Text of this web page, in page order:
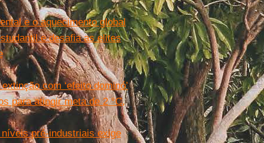
e o aquecimento global
e desafia as elites
com ‘efeito dominó’
para atingir meta de 2 °C,
pré-industriais exige